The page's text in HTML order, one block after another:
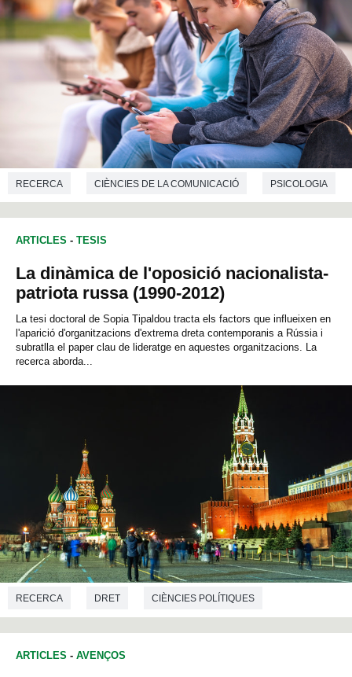
RECERCA CIÈNCIES DE LA COMUNICACIÓ PSICOLOGIA
CIÈNCIES DE L'EDUCACIÓ PSICOLOGIA SOCIAL
ARTICLES - TESIS
La dinàmica de l'oposició nacionalista-
patriota russa (1990-2012)
La tesi doctoral de Sopia Tipaldou tracta els factors que influeixen en
l'aparició d'organitzacions d'extrema dreta contemporanis a Rússia i
subratlla el paper clau de lideratge en aquestes organitzacions. La
recerca aborda...
RECERCA DRET CIÈNCIES POLÍTIQUES
ARTICLES - AVENÇOS